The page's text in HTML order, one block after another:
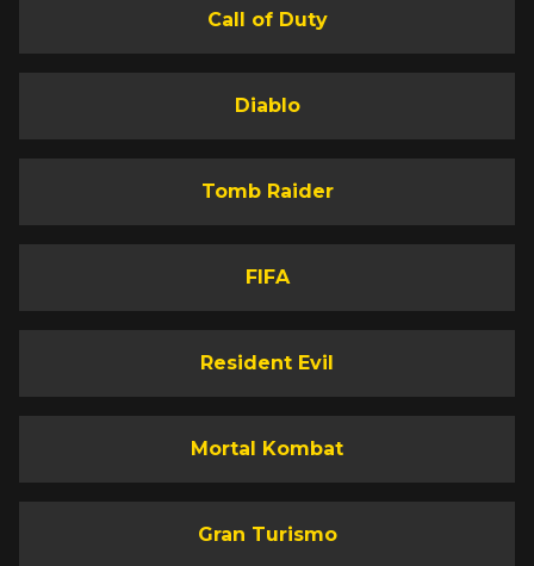
Call of Duty
Diablo
Tomb Raider
FIFA
Resident Evil
Mortal Kombat
Gran Turismo